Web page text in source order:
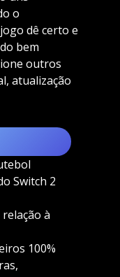
o
dê certo e
bem
outros
atualização
Switch 2
à
100%